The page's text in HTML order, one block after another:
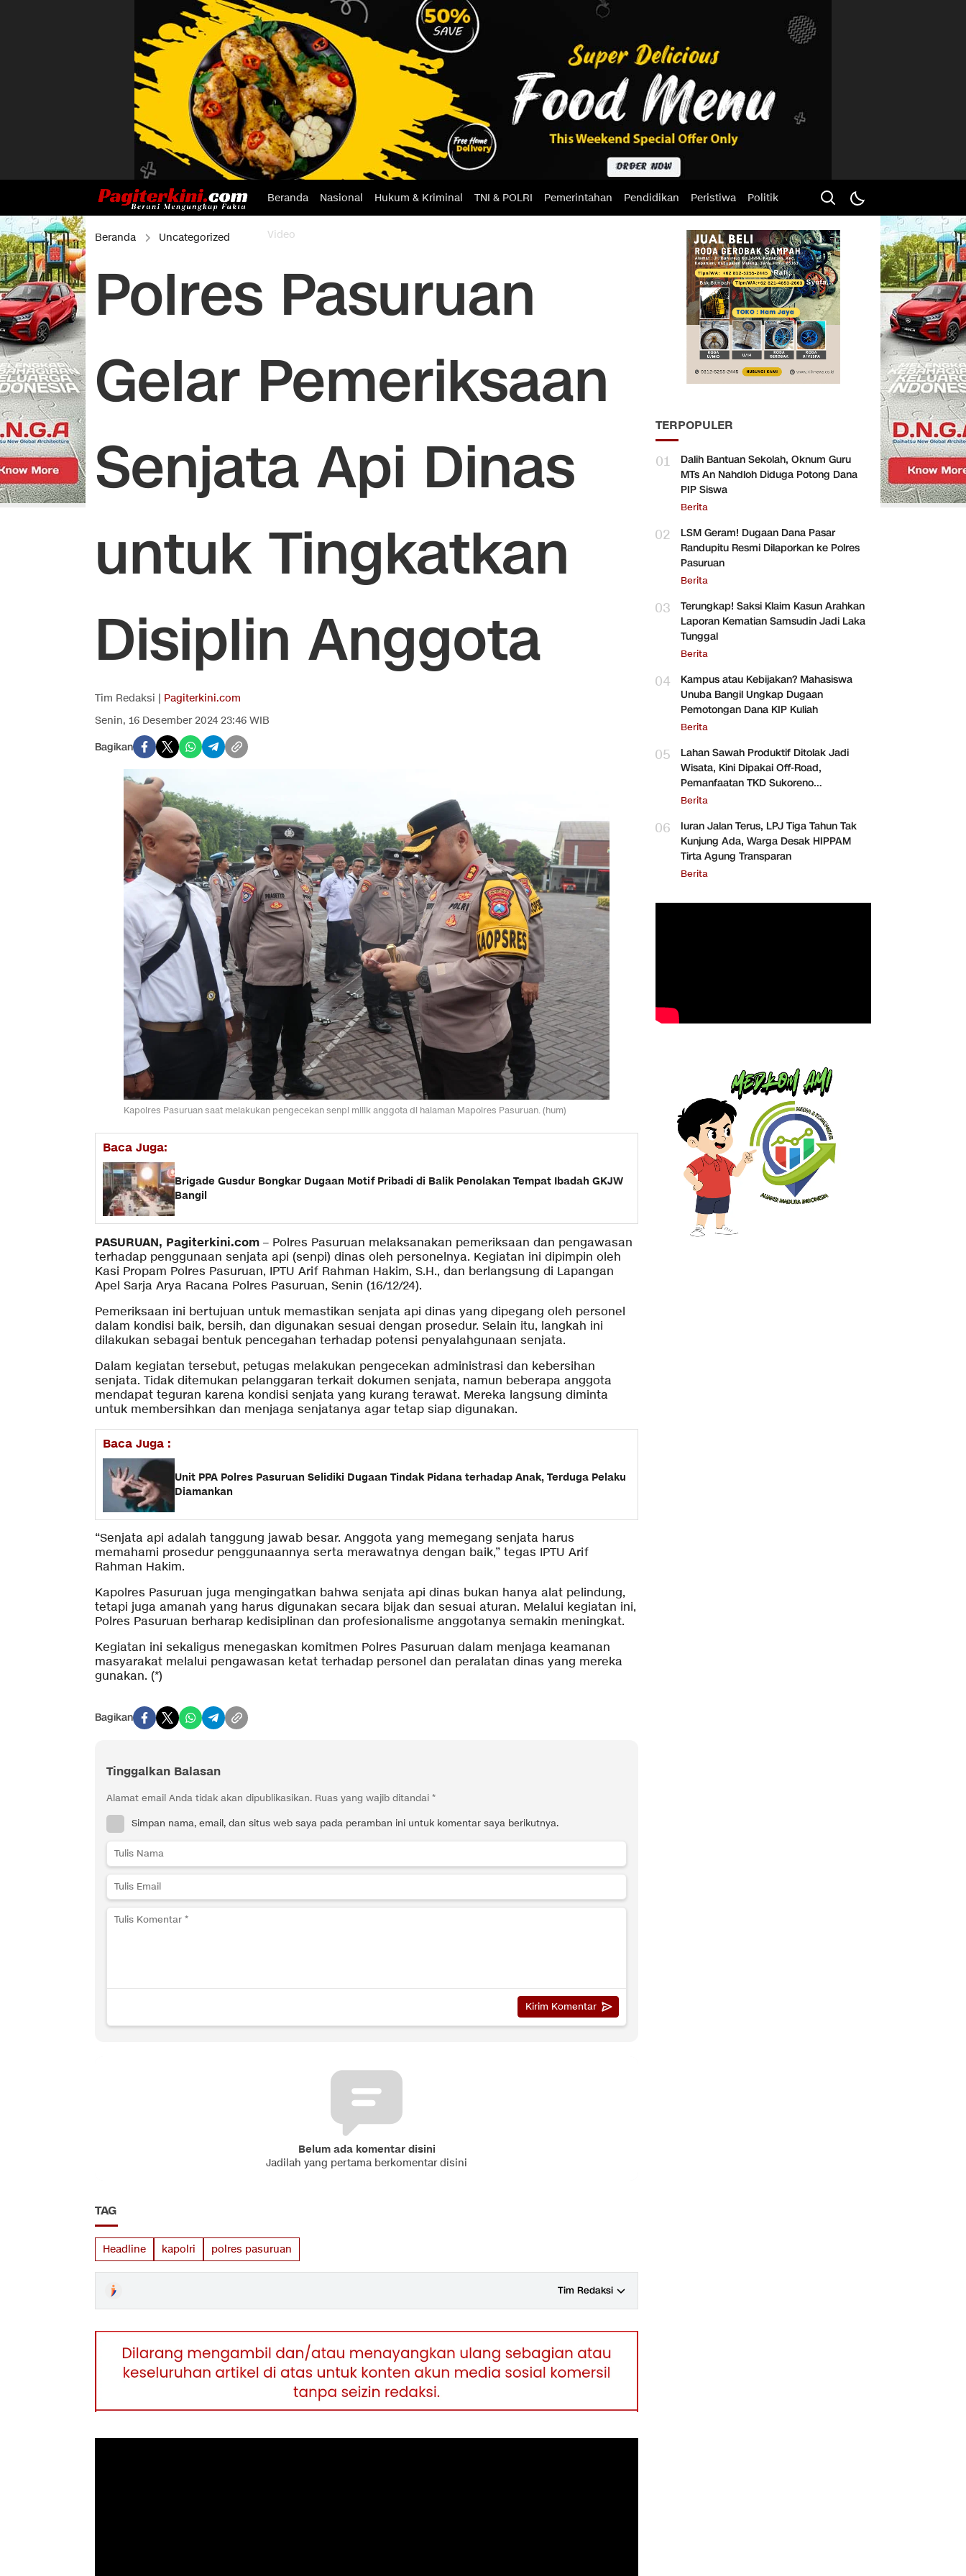
Beranda Nasional Hukum & Kriminal TNI & POLRI Pemerintahan Pendidikan Peristiwa Politik
Video
Beranda Uncategorized
Polres Pasuruan
Gelar Pemeriksaan
Senjata Api Dinas
untuk Tingkatkan
Disiplin Anggota
Tim Redaksi | Pagiterkini.com
Senin, 16 Desember 2024 23:46 WIB
Bagikan
Kapolres Pasuruan saat melakukan pengecekan senpi milik anggota di halaman Mapolres Pasuruan. (hum)
Baca Juga:
Brigade Gusdur Bongkar Dugaan Motif Pribadi di Balik Penolakan Tempat Ibadah GKJW
Bangil
PASURUAN, Pagiterkini.com – Polres Pasuruan melaksanakan pemeriksaan dan pengawasan
terhadap penggunaan senjata api (senpi) dinas oleh personelnya. Kegiatan ini dipimpin oleh
Kasi Propam Polres Pasuruan, IPTU Arif Rahman Hakim, S.H., dan berlangsung di Lapangan
Apel Sarja Arya Racana Polres Pasuruan, Senin (16/12/24).
Pemeriksaan ini bertujuan untuk memastikan senjata api dinas yang dipegang oleh personel
dalam kondisi baik, bersih, dan digunakan sesuai dengan prosedur. Selain itu, langkah ini
dilakukan sebagai bentuk pencegahan terhadap potensi penyalahgunaan senjata.
Dalam kegiatan tersebut, petugas melakukan pengecekan administrasi dan kebersihan
senjata. Tidak ditemukan pelanggaran terkait dokumen senjata, namun beberapa anggota
mendapat teguran karena kondisi senjata yang kurang terawat. Mereka langsung diminta
untuk membersihkan dan menjaga senjatanya agar tetap siap digunakan.
Baca Juga :
Unit PPA Polres Pasuruan Selidiki Dugaan Tindak Pidana terhadap Anak, Terduga Pelaku
Diamankan
“Senjata api adalah tanggung jawab besar. Anggota yang memegang senjata harus
memahami prosedur penggunaannya serta merawatnya dengan baik,” tegas IPTU Arif
Rahman Hakim.
Kapolres Pasuruan juga mengingatkan bahwa senjata api dinas bukan hanya alat pelindung,
tetapi juga amanah yang harus digunakan secara bijak dan sesuai aturan. Melalui kegiatan ini,
Polres Pasuruan berharap kedisiplinan dan profesionalisme anggotanya semakin meningkat.
Kegiatan ini sekaligus menegaskan komitmen Polres Pasuruan dalam menjaga keamanan
masyarakat melalui pengawasan ketat terhadap personel dan peralatan dinas yang mereka
gunakan. (*)
Bagikan
Tinggalkan Balasan
Alamat email Anda tidak akan dipublikasikan. Ruas yang wajib ditandai *
Simpan nama, email, dan situs web saya pada peramban ini untuk komentar saya berikutnya.
Belum ada komentar disini
Jadilah yang pertama berkomentar disini
TAG
Headline kapolri polres pasuruan
Tim Redaksi
TERPOPULER
01
Dalih Bantuan Sekolah, Oknum Guru
MTs An Nahdloh Diduga Potong Dana
PIP Siswa
Berita
02
LSM Geram! Dugaan Dana Pasar
Randupitu Resmi Dilaporkan ke Polres
Pasuruan
Berita
03
Terungkap! Saksi Klaim Kasun Arahkan
Laporan Kematian Samsudin Jadi Laka
Tunggal
Berita
04
Kampus atau Kebijakan? Mahasiswa
Unuba Bangil Ungkap Dugaan
Pemotongan Dana KIP Kuliah
Berita
05
Lahan Sawah Produktif Ditolak Jadi
Wisata, Kini Dipakai Off-Road,
Pemanfaatan TKD Sukoreno
Dipertanyakan
Berita
06
Iuran Jalan Terus, LPJ Tiga Tahun Tak
Kunjung Ada, Warga Desak HIPPAM
Tirta Agung Transparan
Berita